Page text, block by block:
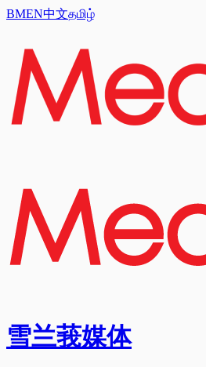
BMEN中文தமிழ்
雪兰莪媒体